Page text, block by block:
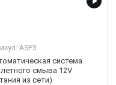
ASP3
система
смыва 12V
из сети)